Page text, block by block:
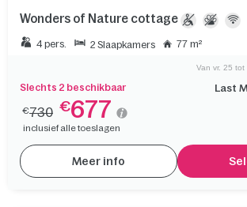
Wonders of Nature cottage
4 pers. 2 Slaapkamers 77 m²
Slechts 2 beschikbaar Last
Van vr. 25
€730 €677
inclusief alle toeslagen
Meer info